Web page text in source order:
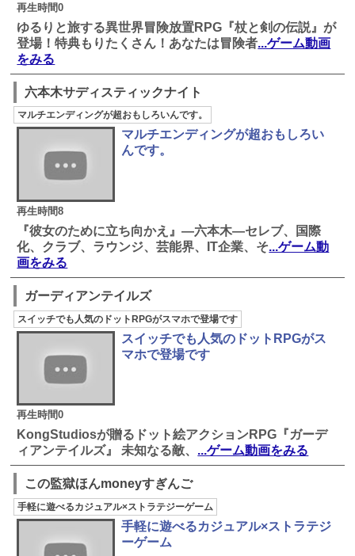
再生時間0
ゆるりと旅する異世界冒険放置RPG『杖と剣の伝説』が
登場！特典もりたくさん！あなたは冒険者...ゲーム動画
をみる
六本木サディスティックナイト
マルチエンディングが超おもしろいんです。
再生時間8
マルチエンディングが超おもしろい
んです。
『彼女のために立ち向かえ』―六本木―セレブ、国際
化、クラブ、ラウンジ、芸能界、IT企業、そ...ゲーム動
画をみる
ガーディアンテイルズ
スイッチでも人気のドットRPGがスマホで登場です
再生時間0
スイッチでも人気のドットRPGがス
マホで登場です
KongStudiosが贈るドット絵アクションRPG『ガーデ
ィアンテイルズ』 未知なる敵、 ...ゲーム動画をみる
この監獄ほんmoneyすぎんご
手軽に遊べるカジュアル×ストラテジーゲーム
手軽に遊べるカジュアル×ストラテジ
ーゲーム